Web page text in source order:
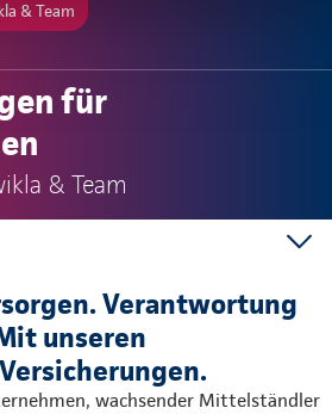
& Team
für
& Team
Verantwortung
unseren
wachsender Mittelständler